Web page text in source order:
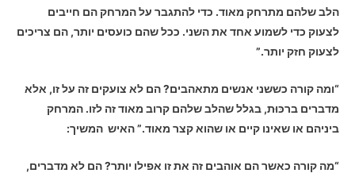
הלב שלהם מתרחק מאוד. כדי להתגבר על המרחק הם חייבים
לצעוק כדי לשמוע אחד את השני. ככל שהם כועסים יותר, הם צריכים
לצעוק חזק יותר.”
“ומה קורה כששני אנשים מתאהבים? הם לא צועקים זה על זו, אלא
מדברים ברכּוּת, בגלל שהלב שלהם קרוב מאוד זה לזו. המרחק
ביניהם או שאינו קיים או שהוא קצר מאוד.” האיש המשיך:
“מה קורה כאשר הם אוהבים זה את זו אפילו יותר? הם לא מדברים,